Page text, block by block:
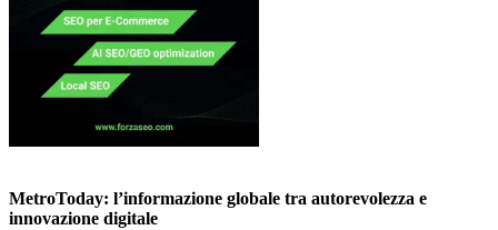
MetroToday: l’informazione globale tra autorevolezza e
innovazione digitale